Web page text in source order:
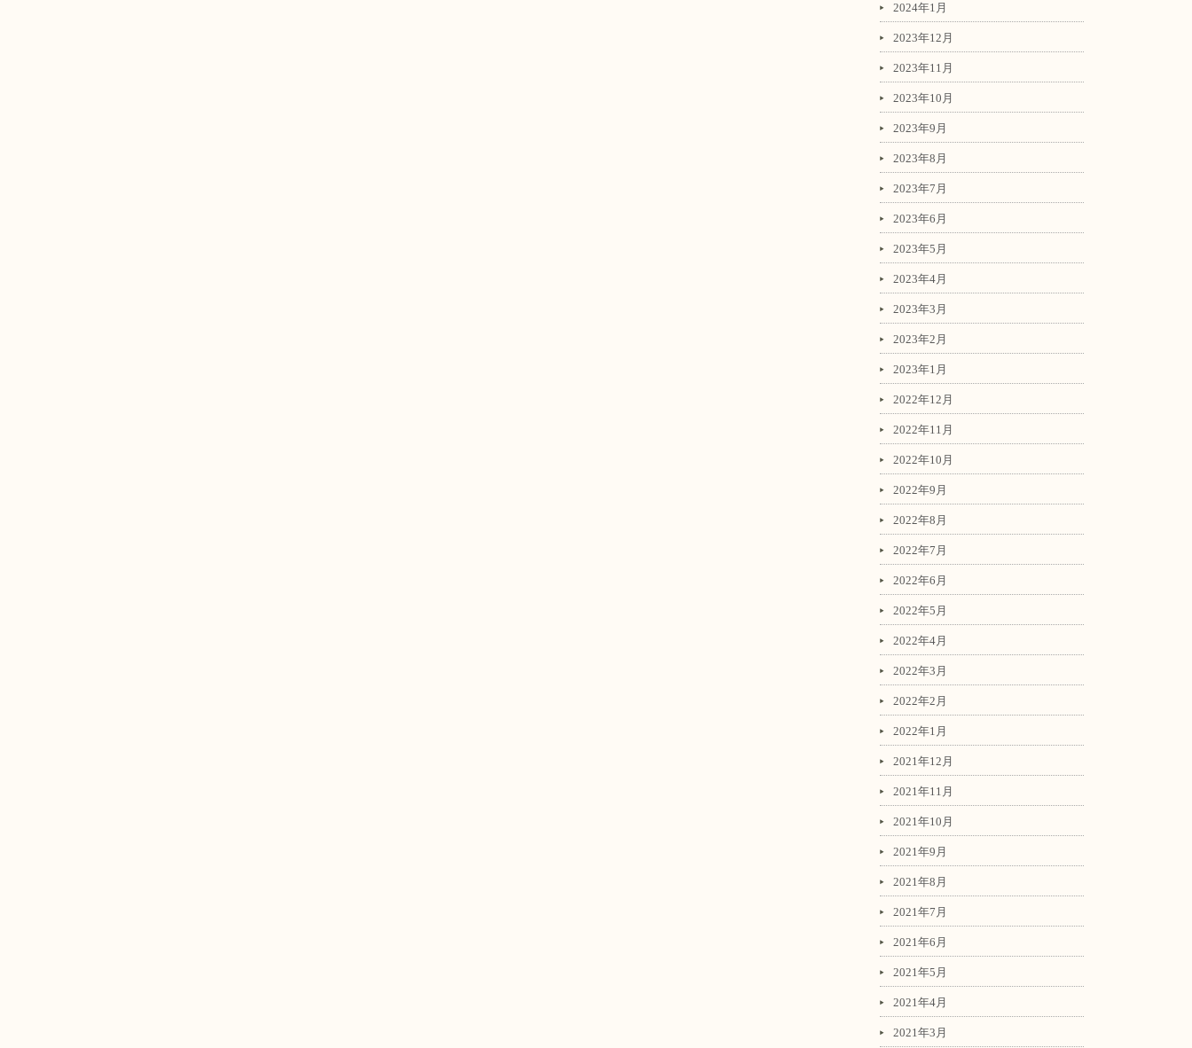
2024年1月
2023年12月
2023年11月
2023年10月
2023年9月
2023年8月
2023年7月
2023年6月
2023年5月
2023年4月
2023年3月
2023年2月
2023年1月
2022年12月
2022年11月
2022年10月
2022年9月
2022年8月
2022年7月
2022年6月
2022年5月
2022年4月
2022年3月
2022年2月
2022年1月
2021年12月
2021年11月
2021年10月
2021年9月
2021年8月
2021年7月
2021年6月
2021年5月
2021年4月
2021年3月